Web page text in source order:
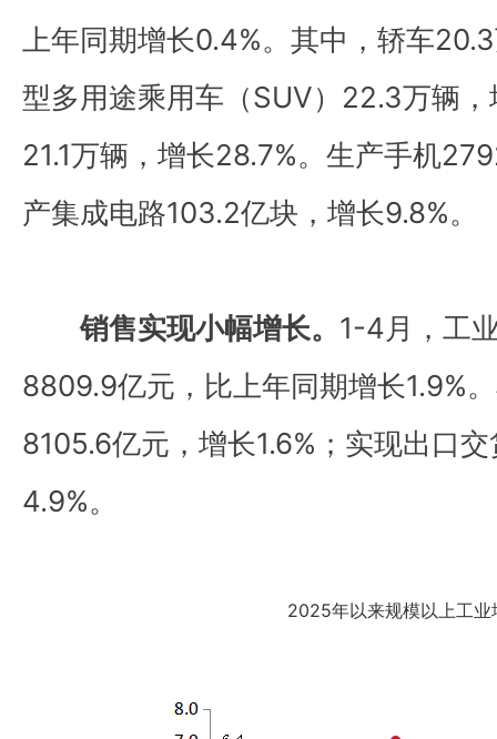
上年同期增长0.4%。其中，轿车
型多用途乘用车（SUV）22.3万辆
21.1万辆，增长28.7%。生产手机
产集成电路103.2亿块，增长9.8%。
销售实现小幅增长。 1-4月，工
8809.9亿元，比上年同期增长1.9%
8105.6亿元，增长1.6%；实现出口
4.9%。
2025年以来规模以上工业